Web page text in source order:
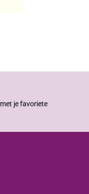
je favoriete